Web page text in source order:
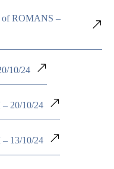
ROMANS –
10/24
– 20/10/24
– 13/10/24